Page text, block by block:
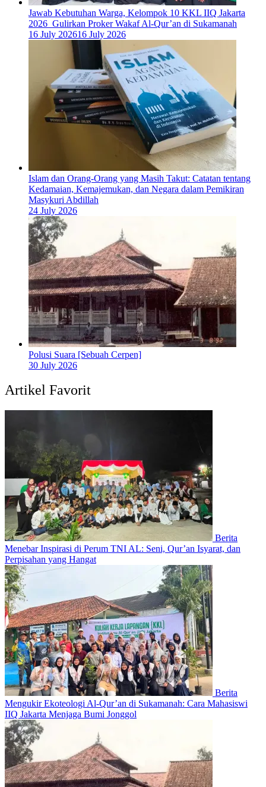
Jawab Kebutuhan Warga, Kelompok 10 KKL IIQ Jakarta
2026 Gulirkan Proker Wakaf Al-Qur’an di Sukamanah
16 July 202616 July 2026
Islam dan Orang-Orang yang Masih Takut: Catatan tentang
Kedamaian, Kemajemukan, dan Negara dalam Pemikiran
Masykuri Abdillah
24 July 2026
Polusi Suara [Sebuah Cerpen]
30 July 2026
Artikel Favorit
Berita
Menebar Inspirasi di Perum TNI AL: Seni, Qur’an Isyarat, dan
Perpisahan yang Hangat
Berita
Mengukir Ekoteologi Al-Qur’an di Sukamanah: Cara Mahasiswi
IIQ Jakarta Menjaga Bumi Jonggol